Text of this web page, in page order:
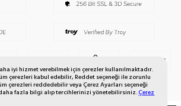
iyi hizmet verebilmek için çerezler kullanılmaktadır.
çerezleri kabul edebilir, Reddet seçeneği ile zorunlu
çerezleri reddedebilir veya Çerez Ayarları seçeneği
fazla bilgi alıp tercihlerinizi yönetebilirsiniz.Çerez